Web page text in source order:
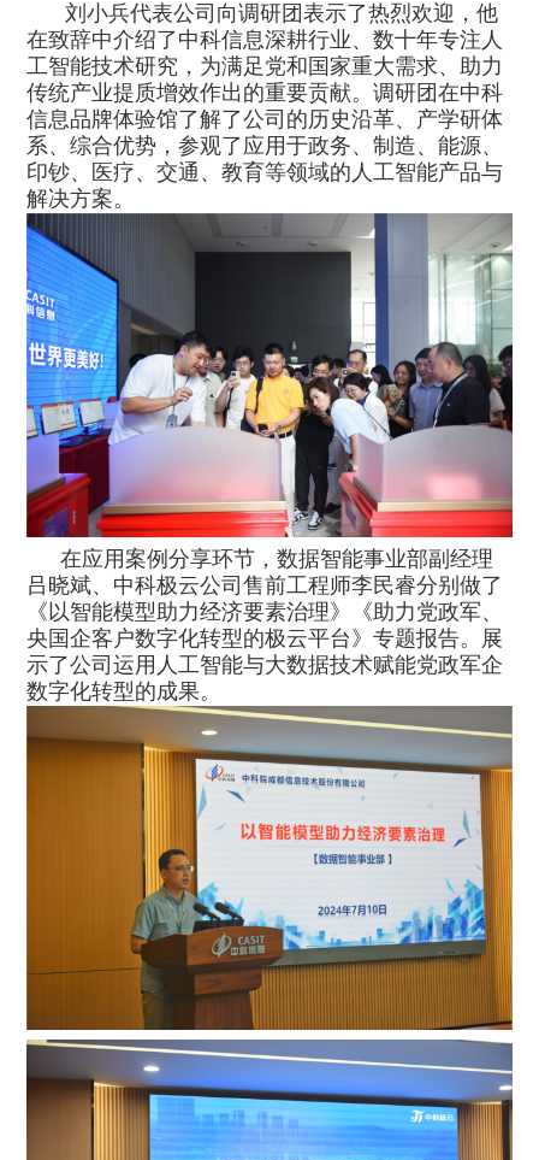
刘小兵代表公司向调研团表示了热烈欢迎，他
在致辞中介绍了中科信息深耕行业、数十年专注人
工智能技术研究，为满足党和国家重大需求、助力
传统产业提质增效作出的重要贡献。调研团在中科
信息品牌体验馆了解了公司的历史沿革、产学研体
系、综合优势，参观了应用于政务、制造、能源、
印钞、医疗、交通、教育等领域的人工智能产品与
解决方案。
在应用案例分享环节，数据智能事业部副经理
吕晓斌、中科极云公司售前工程师李民睿分别做了
《以智能模型助力经济要素治理》《助力党政军、
央国企客户数字化转型的极云平台》专题报告。展
示了公司运用人工智能与大数据技术赋能党政军企
数字化转型的成果。